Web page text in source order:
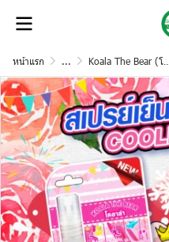
หน้าแรก ... Koala The Bear (โคอาล่า เดอะ แบร์)